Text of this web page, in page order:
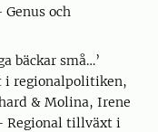
och
bäckar små…’
i regionalpolitiken,
& Molina, Irene
Regional tillväxt i